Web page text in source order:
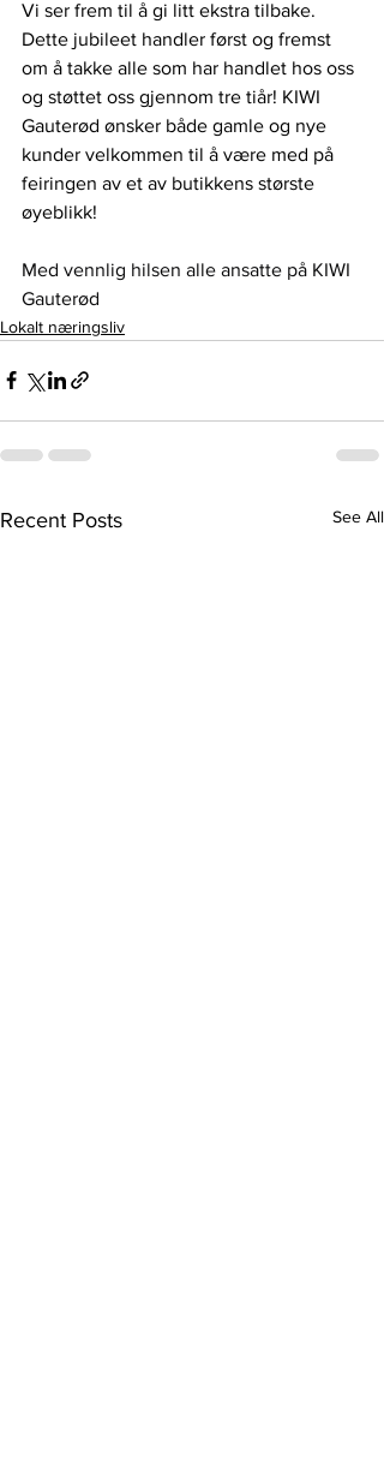
Vi ser frem til å gi litt ekstra tilbake.
Dette jubileet handler først og fremst
om å takke alle som har handlet hos oss
og støttet oss gjennom tre tiår! KIWI
Gauterød ønsker både gamle og nye
kunder velkommen til å være med på
feiringen av et av butikkens største
øyeblikk!
Med vennlig hilsen alle ansatte på KIWI
Gauterød
Lokalt næringsliv
Recent Posts See All